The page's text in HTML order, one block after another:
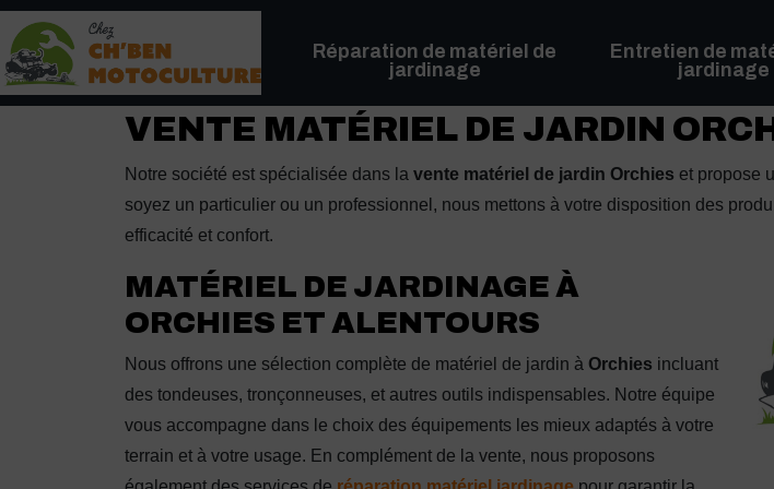
Réparation de matériel de
jardinage
Entretien de
jardinage
VENTE MATÉRIEL DE JARDIN
Notre société est spécialisée dans la vente matériel de jardin Orchies et propose
soyez un particulier ou un professionnel, nous mettons à votre disposition des
efficacité et confort.
MATÉRIEL DE JARDINAGE À
ORCHIES ET ALENTOURS
Nous offrons une sélection complète de matériel de jardin à Orchies incluant
des tondeuses, tronçonneuses, et autres outils indispensables. Notre équipe
vous accompagne dans le choix des équipements les mieux adaptés à votre
terrain et à votre usage. En complément de la vente, nous proposons
Panneau de gestion des cookies